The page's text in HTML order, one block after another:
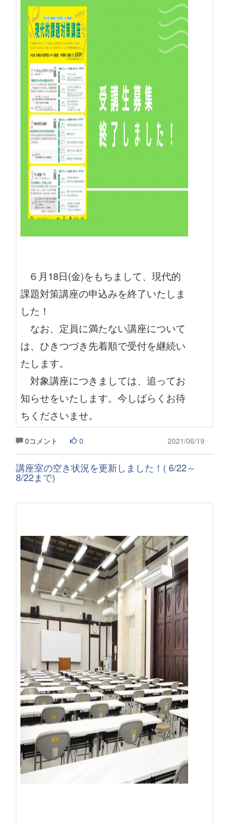
６月18日(金)をもちまして、現代的
課題対策講座の申込みを終了いたしま
した！
なお、定員に満たない講座について
は、ひきつづき先着順で受付を継続い
たします。
対象講座につきましては、追ってお
知らせをいたします。今しばらくお待
ちくださいませ。
0コメント 0 2021/06/19
講座室の空き状況を更新しました！( 6/22～
8/22まで)